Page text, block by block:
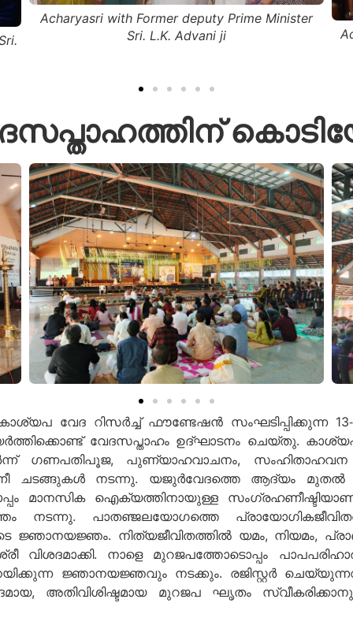
Acharyasri with Former Vice President of India
വേദ റിസര്‍ച്ച് ഫൗണ്ടേഷന്‍ സംഘടിപ്പിക്കുന്ന 13-
വേദസപ്താഹം ഉദ്ഘാടനം ചെയ്തു. കാശ്യപ
ഗണപതിപൂജ, പുണ്യാഹവാചനം, സംഹിതാഹവന
ചടങ്ങുകള്‍ നടന്നു. യജുര്‍വേദത്തെ ആദ്യം മുതല്‍
മാനസിക ഐക്യത്തിനായുള്ള
നടന്നു. പാതഞ്ജലയോഗത്തെ
ജ്ഞാനയജ്ഞം. നിത്യജീവിതത്തില്‍ യമം, നിയമം,
വിശദമാക്കി. നാളെ മുറജപത്തോടൊപ്പം
ജ്ഞാനയജ്ഞവും നടക്കും. രജിസ്റ്റര്‍
അതിവിശിഷ്ടമായ മുറജപ ഘൃതം